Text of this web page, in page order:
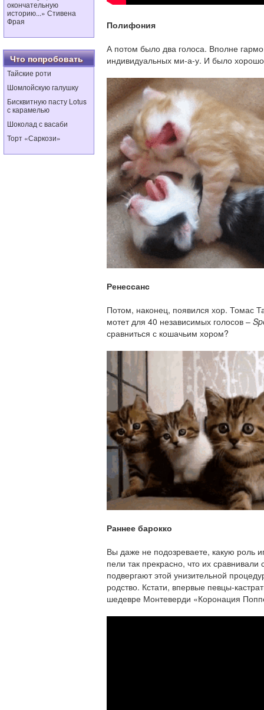
окончательную
историю...» Стивена
Фрая
Что попробовать
Тайские роти
Шомлойскую галушку
Бисквитную пасту Lotus
с карамелью
Шоколад с васаби
Торт «Саркози»
Полифония
А потом было два голоса. Вполне
индивидуальных ми-а-у. И было
Ренессанс
Потом, наконец, появился хор. Томас
мотет для 40 независимых голосов – S
сравниться с кошачьим хором?
Раннее барокко
Вы даже не подозреваете, какую роль
пели так прекрасно, что их
подвергают этой унизительной
родство. Кстати, впервые певцы-
шедевре Монтеверди «Коронация